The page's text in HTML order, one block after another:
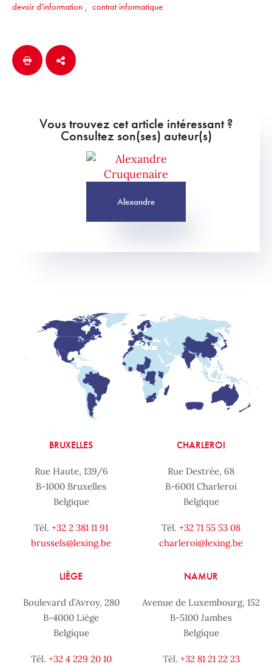
devoir d'information , contrat informatique
Vous trouvez cet article intéressant ?
Consultez son(ses) auteur(s)
Alexandre
BRUXELLES
Rue Haute, 139/6
B-1000 Bruxelles
Belgique
Tél. +32 2 381 11 91
brussels@lexing.be
CHARLEROI
Rue Destrée, 68
B-6001 Charleroi
Belgique
Tél. +32 71 55 53 08
charleroi@lexing.be
LIÈGE
Boulevard d’Avroy, 280
B-4000 Liège
Belgique
Tél. +32 4 229 20 10
NAMUR
Avenue de Luxembourg, 152
B-5100 Jambes
Belgique
Tél. +32 81 21 22 23